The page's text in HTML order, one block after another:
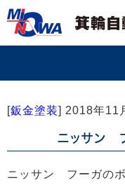
[鈑金塗装] 2018年11
ニッサン
ニッサン フーガのボ